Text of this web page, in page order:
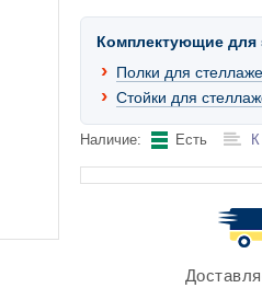
Комплектующие для
Полки для
Стойки для
Наличие: Есть